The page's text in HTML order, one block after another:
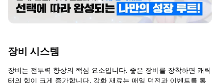
장비 시스템
장비는 전투력 향상의 핵심 요소입니다. 좋은 장비를 장착하면 캐릭
터의 힘이 크게 증가합니다. 강화 재료는 매일 던전과 이벤트를 통